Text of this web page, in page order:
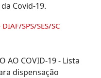
Covid-19.
SPS/SES/SC
AO COVID-19 - Lista
dispensação